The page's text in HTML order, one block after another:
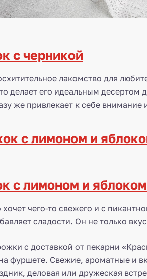
с черникой
лакомство для
делает его идеальным
же привлекает к себе
с лимоном и яблоком
хочет чего-то свежего и с
сладости. Он не только
с доставкой от пекарни
фуршете. Свежие, ароматные и
деловая или дружеская